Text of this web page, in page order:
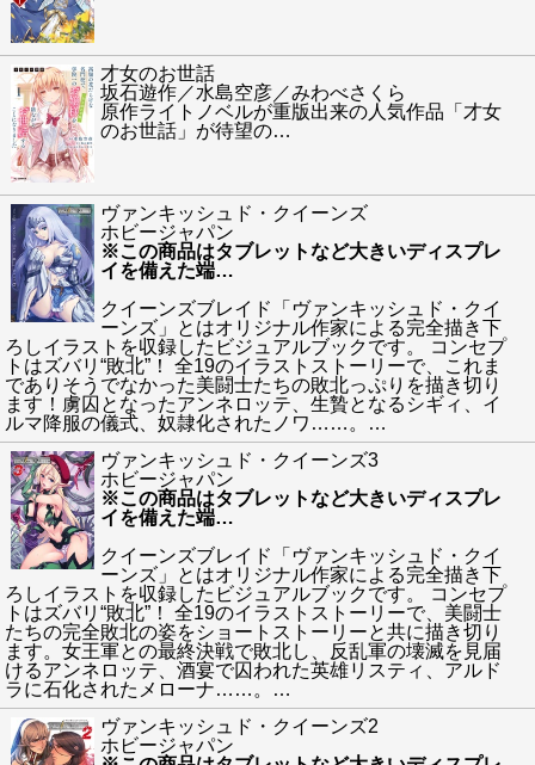
才女のお世話
坂石遊作／水島空彦／みわべさくら
原作ライトノベルが重版出来の人気作品「才女
のお世話」が待望の…
ヴァンキッシュド・クイーンズ
ホビージャパン
※この商品はタブレットなど大きいディスプレ
イを備えた端…
クイーンズブレイド「ヴァンキッシュド・クイ
ーンズ」とはオリジナル作家による完全描き下
ろしイラストを収録したビジュアルブックです。 コンセプ
トはズバリ“敗北”！ 全19のイラストストーリーで、これま
でありそうでなかった美闘士たちの敗北っぷりを描き切り
ます！虜囚となったアンネロッテ、生贄となるシギィ、イ
ルマ降服の儀式、奴隷化されたノワ……。
…
ヴァンキッシュド・クイーンズ3
ホビージャパン
※この商品はタブレットなど大きいディスプレ
イを備えた端…
クイーンズブレイド「ヴァンキッシュド・クイ
ーンズ」とはオリジナル作家による完全描き下
ろしイラストを収録したビジュアルブックです。 コンセプ
トはズバリ“敗北”！ 全19のイラストストーリーで、美闘士
たちの完全敗北の姿をショートストーリーと共に描き切り
ます。女王軍との最終決戦で敗北し、反乱軍の壊滅を見届
けるアンネロッテ、酒宴で囚われた英雄リスティ、アルド
ラに石化されたメローナ……。
…
ヴァンキッシュド・クイーンズ2
ホビージャパン